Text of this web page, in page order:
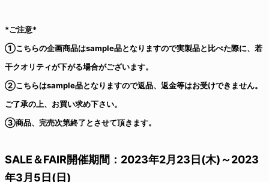
*ご注意*
①こちらの企画商品はsample品となりますので実製品と比べた際に、若
干クオリティが下がる場合がございます。
②こちらはsample品となりますので返品、返金等はお受けできません。
ご了承の上、お買い求め下さい。
③商品、完売次第終了とさせて頂きます。
SALE＆FAIR開催期間：2023年2月23日(木)～2023
年3月5日(日)